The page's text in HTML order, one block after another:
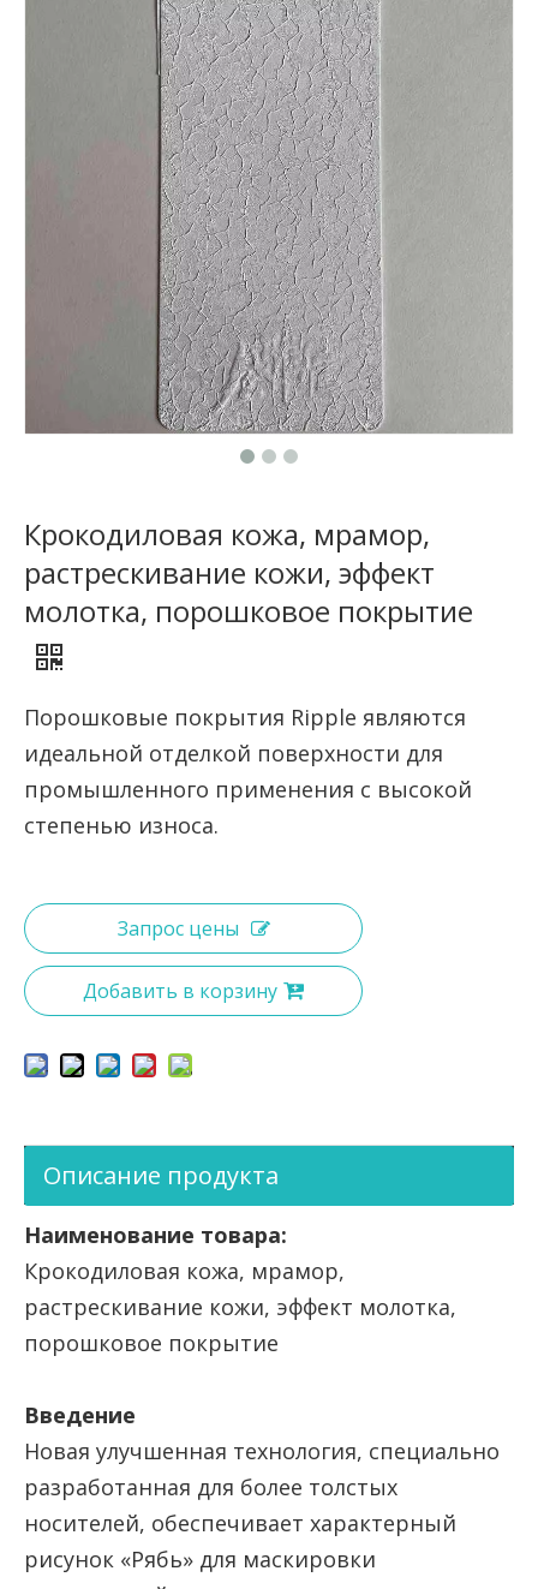
Крокодиловая кожа, мрамор,
растрескивание кожи, эффект
молотка, порошковое покрытие
Порошковые покрытия Ripple являются
идеальной отделкой поверхности для
промышленного применения с высокой
степенью износа.
Запрос цены
Добавить в корзину
Описание продукта
Наименование товара:
Крокодиловая кожа, мрамор,
растрескивание кожи, эффект молотка,
порошковое покрытие
Введение
Новая улучшенная технология, специально
разработанная для более толстых
носителей, обеспечивает характерный
рисунок «Рябь» для маскировки